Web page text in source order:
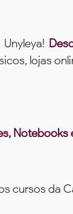
lojas
Notebooks
cursos da